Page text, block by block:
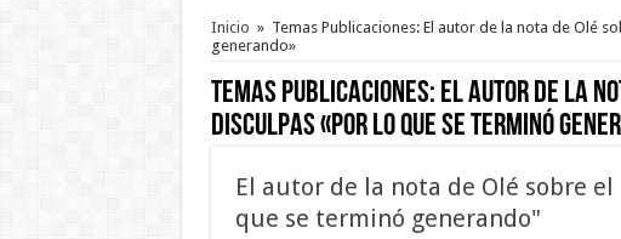
Inicio » Temas Publicaciones: El autor de la nota de Olé
generando»
Temas Publicaciones: El autor de la
disculpas «por lo que se terminó
El autor de la nota de Olé sobre
que se terminó generando"